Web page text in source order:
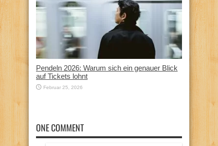
Pendeln 2026: Warum sich ein genauer Blick
auf Tickets lohnt
Februar 25, 2026
ONE COMMENT